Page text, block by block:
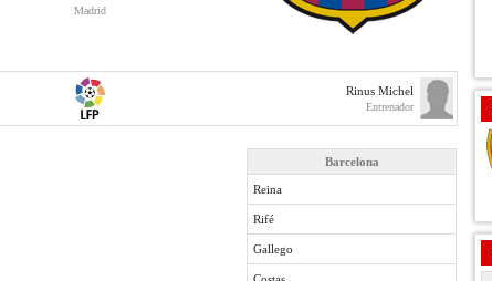
Madrid
Rinus Michel
Entrenador
Barcelona
Reina
Rifé
Gallego